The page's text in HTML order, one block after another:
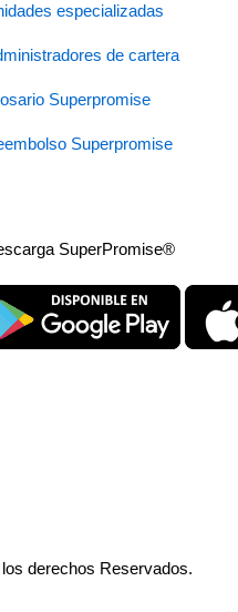
especializadas
de cartera
Superpromise
Superpromise
SuperPromise®
derechos Reservados.